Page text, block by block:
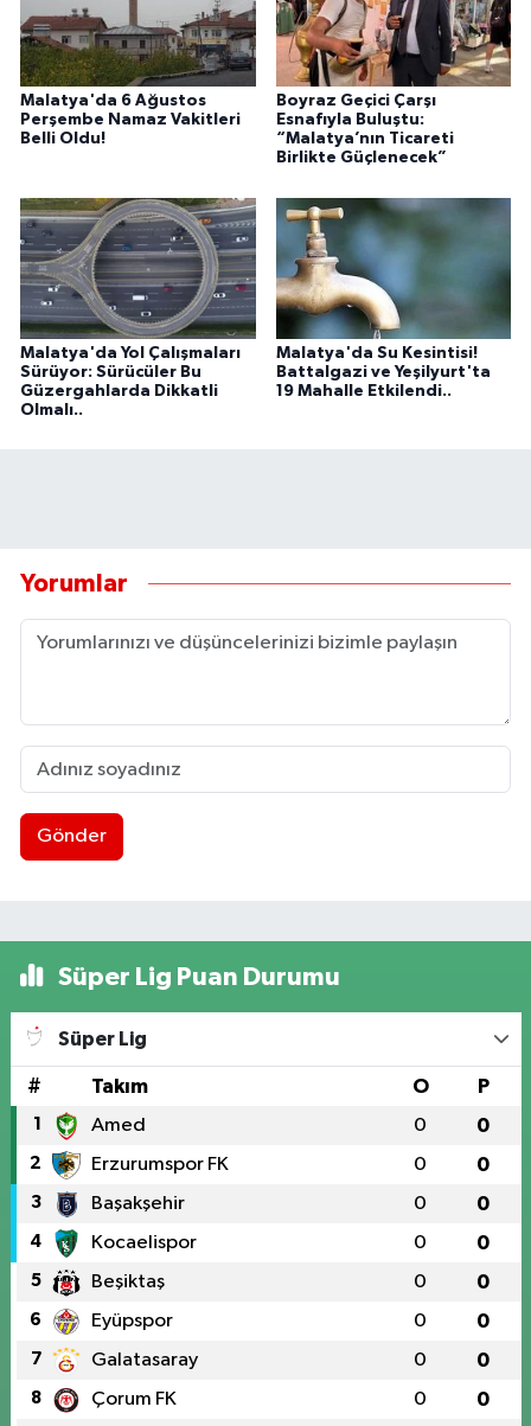
Malatya'da 6 Ağustos
Perşembe Namaz Vakitleri
Belli Oldu!
Boyraz Geçici Çarşı
Esnafıyla Buluştu:
“Malatya’nın Ticareti
Birlikte Güçlenecek”
Malatya'da Yol Çalışmaları
Sürüyor: Sürücüler Bu
Güzergahlarda Dikkatli
Olmalı..
Malatya'da Su Kesintisi!
Battalgazi ve Yeşilyurt'ta
19 Mahalle Etkilendi..
Yorumlar
Gönder
Süper Lig Puan Durumu
Süper Lig
# Takım O P
1 Amed 0 0
2 Erzurumspor FK 0 0
3 Başakşehir 0 0
4 Kocaelispor 0 0
5 Beşiktaş 0 0
6 Eyüpspor 0 0
7 Galatasaray 0 0
8 Çorum FK 0 0